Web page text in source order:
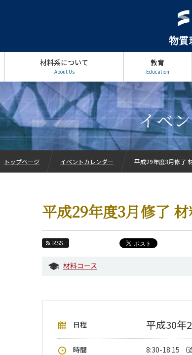
物質
材料系について
About Us
教育
Education
イベ
平成29年度3月修了
RSS
材料コース
日程 平成30年
時間 8:30-18:15 （
トップページ イベントカレンダー 平成29年度3月修了